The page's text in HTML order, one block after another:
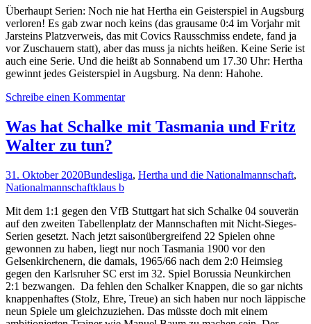
Überhaupt Serien: Noch nie hat Hertha ein Geisterspiel in Augsburg
verloren! Es gab zwar noch keins (das grausame 0:4 im Vorjahr mit
Jarsteins Platzverweis, das mit Covics Rausschmiss endete, fand ja
vor Zuschauern statt), aber das muss ja nichts heißen. Keine Serie ist
auch eine Serie. Und die heißt ab Sonnabend um 17.30 Uhr: Hertha
gewinnt jedes Geisterspiel in Augsburg. Na denn: Hahohe.
Schreibe einen Kommentar
Was hat Schalke mit Tasmania und Fritz
Walter zu tun?
31. Oktober 2020Bundesliga, Hertha und die Nationalmannschaft,
Nationalmannschaftklaus b
Mit dem 1:1 gegen den VfB Stuttgart hat sich Schalke 04 souverän
auf den zweiten Tabellenplatz der Mannschaften mit Nicht-Sieges-
Serien gesetzt. Nach jetzt saisonübergreifend 22 Spielen ohne
gewonnen zu haben, liegt nur noch Tasmania 1900 vor den
Gelsenkirchenern, die damals, 1965/66 nach dem 2:0 Heimsieg
gegen den Karlsruher SC erst im 32. Spiel Borussia Neunkirchen
2:1 bezwangen. Da fehlen den Schalker Knappen, die so gar nichts
knappenhaftes (Stolz, Ehre, Treue) an sich haben nur noch läppische
neun Spiele um gleichzuziehen. Das müsste doch mit einem